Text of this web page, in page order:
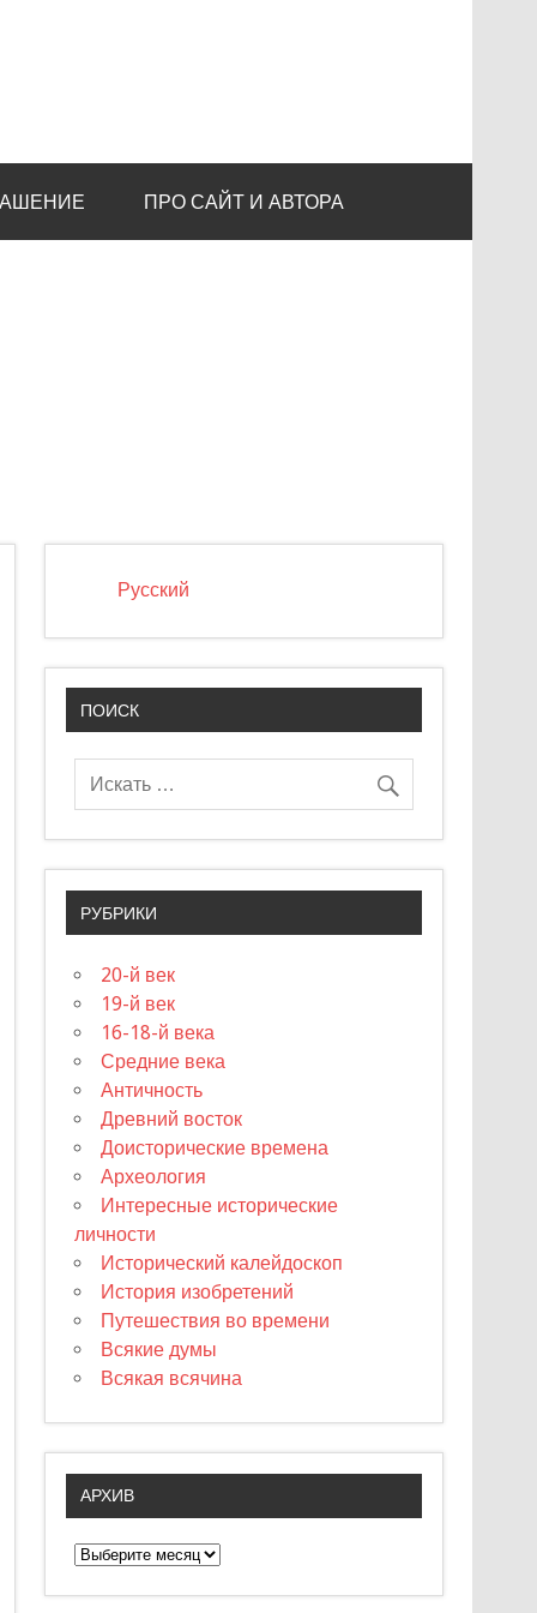
ПРО САЙТ И АВТОРА
Русский
ПОИСК
РУБРИКИ
20-й век
19-й век
16-18-й века
Средние века
Античность
Древний восток
Доисторические времена
Археология
Интересные исторические
личности
Исторический калейдоскоп
История изобретений
Путешествия во времени
Всякие думы
Всякая всячина
АРХИВ
А
р
х